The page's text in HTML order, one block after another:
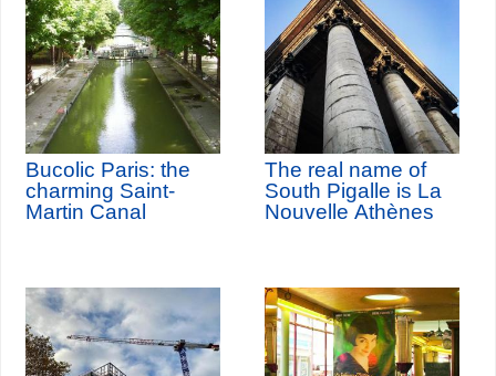
Bucolic Paris: the
charming Saint-
Martin Canal
The real name of
South Pigalle is La
Nouvelle Athènes